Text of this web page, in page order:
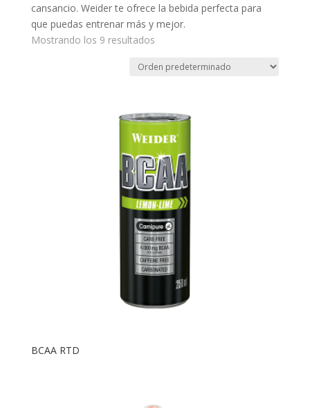
cansancio. Weider te ofrece la bebida perfecta para
que puedas entrenar más y mejor.
Mostrando los 9 resultados
BCAA RTD